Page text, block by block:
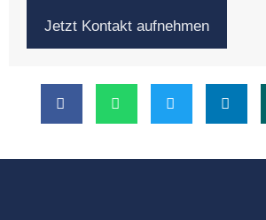
Jetzt Kontakt aufnehmen